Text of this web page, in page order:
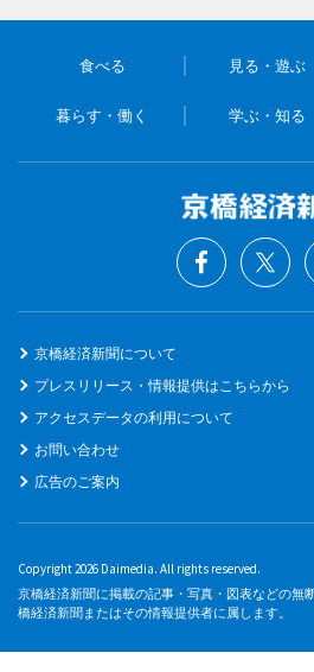
食べる 見る・遊ぶ
暮らす・働く 学ぶ・知る
京橋経済新聞について
プレスリリース・情報提供はこちらから
アクセスデータの利用について
お問い合わせ
広告のご案内
Copyright 2026 Daimedia. All rights reserved.
京橋経済新聞に掲載の記事・写真・図表などの無
橋経済新聞またはその情報提供者に属します。